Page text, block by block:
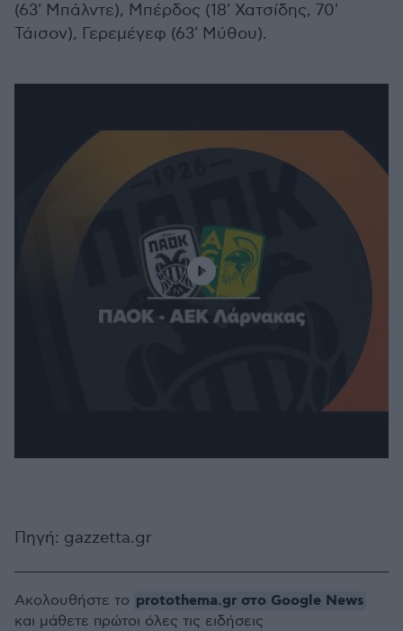
(63' Μπάλντε), Μπέρδος (18' Χατσίδης, 70'
Τάισον), Γερεμέγεφ (63' Μύθου).
Πηγή: gazzetta.gr
Ακολουθήστε το protothema.gr στο Google News
και μάθετε πρώτοι όλες τις ειδήσεις